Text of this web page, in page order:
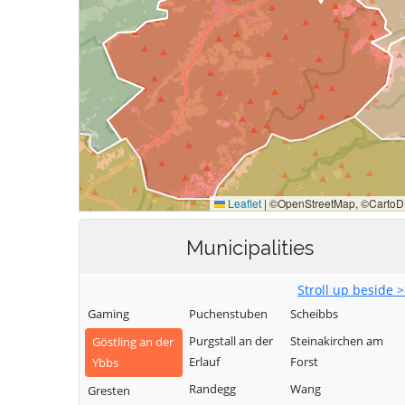
Municipalities
Stroll up beside
Gaming
Göstling an der
Ybbs
Gresten
Puchenstuben
Purgstall an der
Erlauf
Randegg
Scheibbs
Steinakirchen am
Forst
Wang